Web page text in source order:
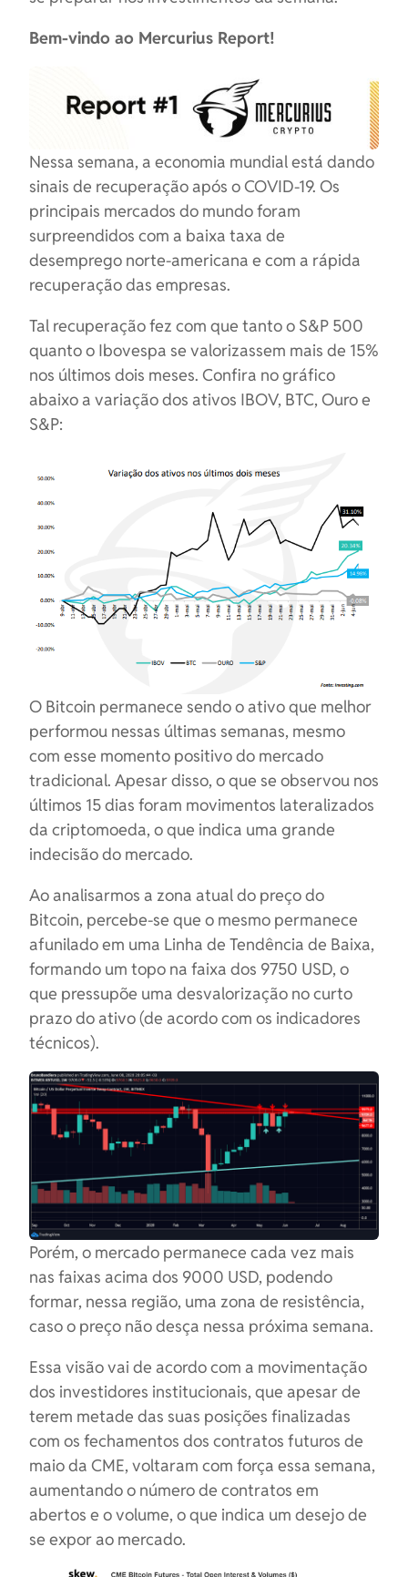
Bem-vindo ao Mercurius Report!
Nessa semana, a economia mundial está dando
sinais de recuperação após o COVID-19. Os
principais mercados do mundo foram
surpreendidos com a baixa taxa de
desemprego norte-americana e com a rápida
recuperação das empresas.
Tal recuperação fez com que tanto o S&P 500
quanto o Ibovespa se valorizassem mais de 15%
nos últimos dois meses. Confira no gráfico
abaixo a variação dos ativos IBOV, BTC, Ouro e
S&P:
O Bitcoin permanece sendo o ativo que melhor
performou nessas últimas semanas, mesmo
com esse momento positivo do mercado
tradicional. Apesar disso, o que se observou nos
últimos 15 dias foram movimentos lateralizados
da criptomoeda, o que indica uma grande
indecisão do mercado.
Ao analisarmos a zona atual do preço do
Bitcoin, percebe-se que o mesmo permanece
afunilado em uma Linha de Tendência de Baixa,
formando um topo na faixa dos 9750 USD, o
que pressupõe uma desvalorização no curto
prazo do ativo (de acordo com os indicadores
técnicos).
Porém, o mercado permanece cada vez mais
nas faixas acima dos 9000 USD, podendo
formar, nessa região, uma zona de resistência,
caso o preço não desça nessa próxima semana.
Essa visão vai de acordo com a movimentação
dos investidores institucionais, que apesar de
terem metade das suas posições finalizadas
com os fechamentos dos contratos futuros de
maio da CME, voltaram com força essa semana,
aumentando o número de contratos em
abertos e o volume, o que indica um desejo de
se expor ao mercado.